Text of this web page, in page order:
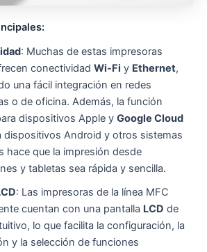
: Muchas de estas impresoras
conectividad Wi-Fi y Ethernet,
una fácil integración en redes
o de oficina. Además, la función
dispositivos Apple y Google Cloud
dispositivos Android y otros sistemas
hace que la impresión desde
y tabletas sea rápida y sencilla.
: Las impresoras de la línea MFC
cuentan con una pantalla LCD de
lo que facilita la configuración, la
y la selección de funciones